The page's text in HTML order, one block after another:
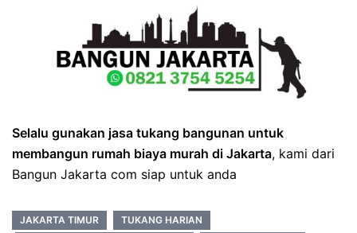
Selalu gunakan jasa tukang bangunan untuk
membangun rumah biaya murah di Jakarta, kami dari
Bangun Jakarta com siap untuk anda
JAKARTA TIMUR
TUKANG HARIAN